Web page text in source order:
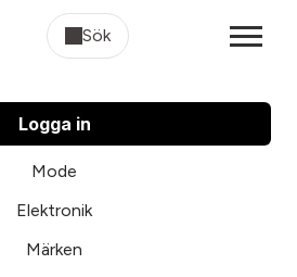
Sök
Logga in
Mode
Elektronik
Märken